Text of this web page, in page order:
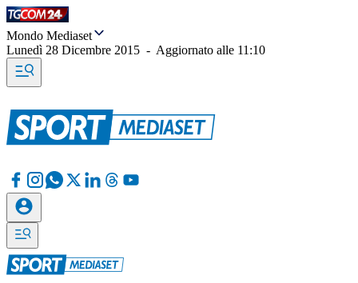
Mondo Mediaset
Lunedì 28 Dicembre 2015 - Aggiornato alle 11:10